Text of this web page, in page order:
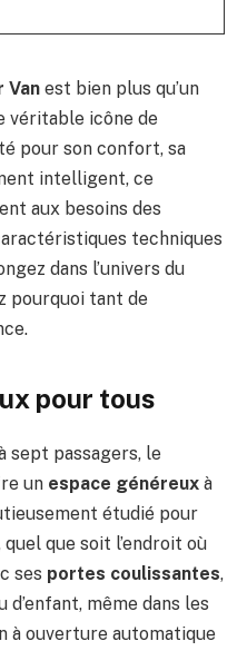
Van est bien plus qu’un
véritable icône de
pour son confort, sa
intelligent, ce
aux besoins des
techniques
dans l’univers du
pourquoi tant de
pour tous
sept passagers, le
un espace généreux à
étudié pour
que soit l’endroit où
ses portes coulissantes,
d’enfant, même dans les
à ouverture automatique